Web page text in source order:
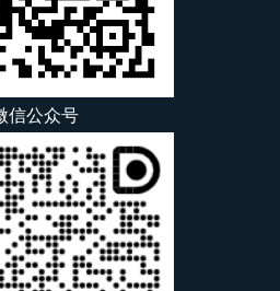
信公众号